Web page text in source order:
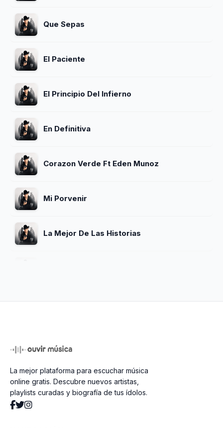
Que Sepas
El Paciente
El Principio Del Infierno
En Definitiva
Corazon Verde Ft Eden Munoz
Mi Porvenir
La Mejor De Las Historias
El Zoologico
El Precio De La Soledad
La mejor plataforma para escuchar música
online gratis. Descubre nuevos artistas,
playlists curadas y biografía de tus ídolos.